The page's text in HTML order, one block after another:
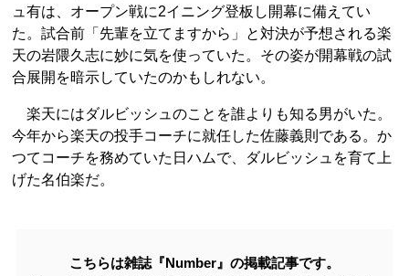
ュ有は、オープン戦に2イニング登板し開幕に備えてい
た。試合前「先輩を立てますから」と対決が予想される楽
天の岩隈久志に妙に気を使っていた。その姿が開幕戦の試
合展開を暗示していたのかもしれない。
楽天にはダルビッシュのことを誰よりも知る男がいた。
今年から楽天の投手コーチに就任した佐藤義則である。か
つてコーチを務めていた日ハムで、ダルビッシュを育て上
げた名伯楽だ。
こちらは雑誌『Number』の掲載記事です。